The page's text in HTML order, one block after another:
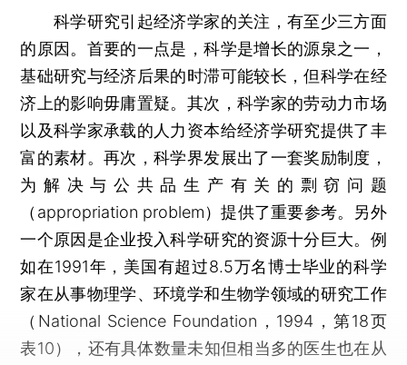
科学研究引起经济学家的关注，有至少三方面
的原因。首要的一点是，科学是增长的源泉之一，
基础研究与经济后果的时滞可能较长，但科学在经
济上的影响毋庸置疑。其次，科学家的劳动力市场
以及科学家承载的人力资本给经济学研究提供了丰
富的素材。再次，科学界发展出了一套奖励制度，
为解决与公共品生产有关的剽窃问题
（appropriation problem）提供了重要参考。另外
一个原因是企业投入科学研究的资源十分巨大。例
如在1991年，美国有超过8.5万名博士毕业的科学
家在从事物理学、环境学和生物学领域的研究工作
（National Science Foundation，1994，第18页
表10），还有具体数量未知但相当多的医生也在从